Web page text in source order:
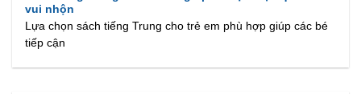
vui nhộn
Lựa chọn sách tiếng Trung cho trẻ em phù hợp giúp các bé
tiếp cận